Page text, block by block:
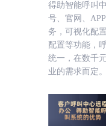
得助智能呼叫
号、官网、
务，可视化配
配置等功能，
统一，在数千
业的需求而定。